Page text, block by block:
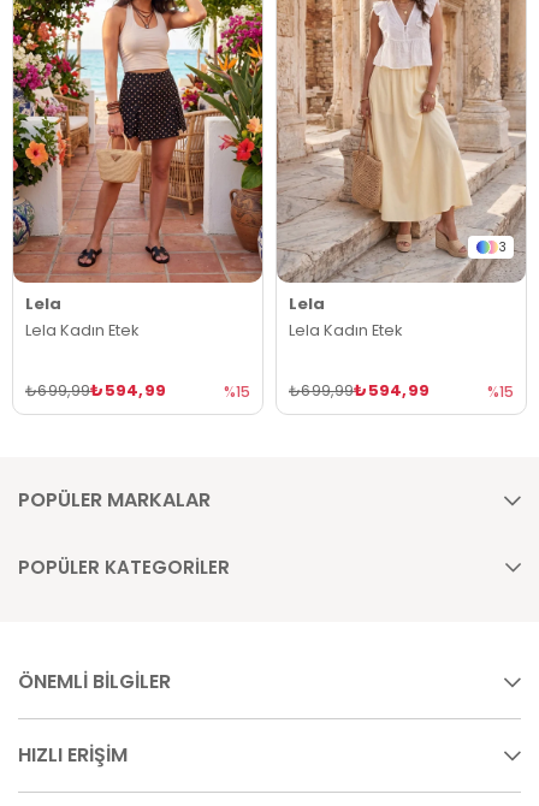
Lela
Lela Kadın Etek
₺594,99
₺699,99 %15
3
Lela
Lela Kadın Etek
₺594,99
₺699,99 %15
POPÜLER MARKALAR
POPÜLER KATEGORİLER
ÖNEMLİ BİLGİLER
HIZLI ERİŞİM